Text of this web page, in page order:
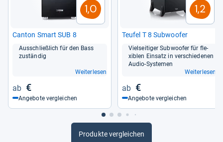
1,0
Can­ton Smart SUB 8
Aus­schließ­lich für den Bass
zustän­dig
Weiterlesen
€
Angebote vergleichen
1,2
Teu­fel T 8 Sub­woofer
Viel­sei­ti­ger Sub­woofer für fle­
xiblen Ein­satz in ver­schie­de­nen
Audio-​Sys­te­men
Weiterlesen
€
Angebote vergleichen
Produkte vergleichen